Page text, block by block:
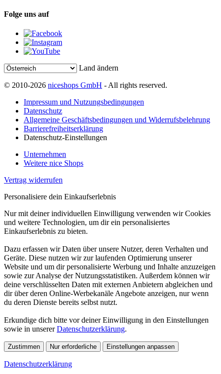
Folge uns auf
Land ändern
© 2010-2026 niceshops GmbH - All rights reserved.
Impressum und Nutzungsbedingungen
Datenschutz
Allgemeine Geschäftsbedingungen und Widerrufsbelehrung
Barrierefreiheitserklärung
Datenschutz-Einstellungen
Unternehmen
Weitere nice Shops
Vertrag widerrufen
Personalisiere dein Einkaufserlebnis
Nur mit deiner individuellen Einwilligung verwenden wir Cookies
und weitere Technologien, um dir ein personalisiertes
Einkaufserlebnis zu bieten.
Dazu erfassen wir Daten über unsere Nutzer, deren Verhalten und
Geräte. Diese nutzen wir zur laufenden Optimierung unserer
Website und um dir personalisierte Werbung und Inhalte anzuzeigen
sowie zur Analyse der Nutzungsstatistiken. Außerdem können wir
deine verschlüsselten Daten mit externen Anbietern abgleichen und
dir über deren Online-Werbekanäle Angebote anzeigen, nur wenn
du deren Dienste bereits selbst nutzt.
Erkundige dich bitte vor deiner Einwilligung in den Einstellungen
sowie in unsererDatenschutzerklärung.
Zustimmen Nur erforderliche Einstellungen anpassen
Datenschutzerklärung